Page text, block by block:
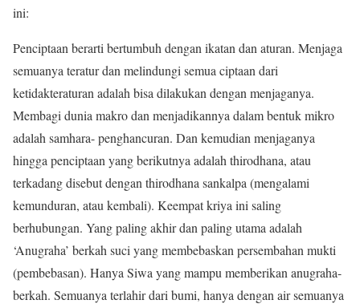
ini:
Penciptaan berarti bertumbuh dengan ikatan dan aturan. Menjaga
semuanya teratur dan melindungi semua ciptaan dari
ketidakteraturan adalah bisa dilakukan dengan menjaganya.
Membagi dunia makro dan menjadikannya dalam bentuk mikro
adalah samhara- penghancuran. Dan kemudian menjaganya
hingga penciptaan yang berikutnya adalah thirodhana, atau
terkadang disebut dengan thirodhana sankalpa (mengalami
kemunduran, atau kembali). Keempat kriya ini saling
berhubungan. Yang paling akhir dan paling utama adalah
‘Anugraha’ berkah suci yang membebaskan persembahan mukti
(pembebasan). Hanya Siwa yang mampu memberikan anugraha-
berkah. Semuanya terlahir dari bumi, hanya dengan air semuanya